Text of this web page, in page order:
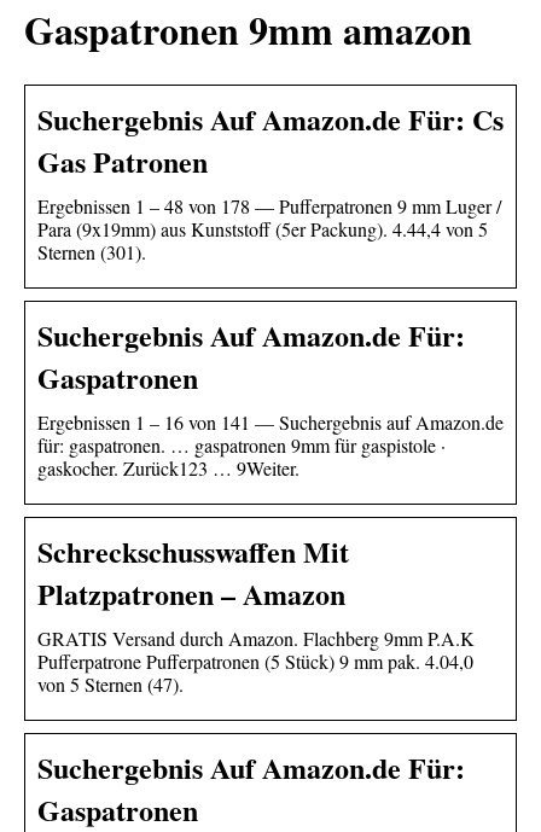
Gaspatronen 9mm amazon
Suchergebnis Auf Amazon.de Für: Cs
Gas Patronen
Ergebnissen 1 – 48 von 178 — Pufferpatronen 9 mm Luger /
Para (9x19mm) aus Kunststoff (5er Packung). 4.44,4 von 5
Sternen (301).
Suchergebnis Auf Amazon.de Für:
Gaspatronen
Ergebnissen 1 – 16 von 141 — Suchergebnis auf Amazon.de
für: gaspatronen. … gaspatronen 9mm für gaspistole ·
gaskocher. Zurück123 … 9Weiter.
Schreckschusswaffen Mit
Platzpatronen – Amazon
GRATIS Versand durch Amazon. Flachberg 9mm P.A.K
Pufferpatrone Pufferpatronen (5 Stück) 9 mm pak. 4.04,0
von 5 Sternen (47).
Suchergebnis Auf Amazon.de Für:
Gaspatronen